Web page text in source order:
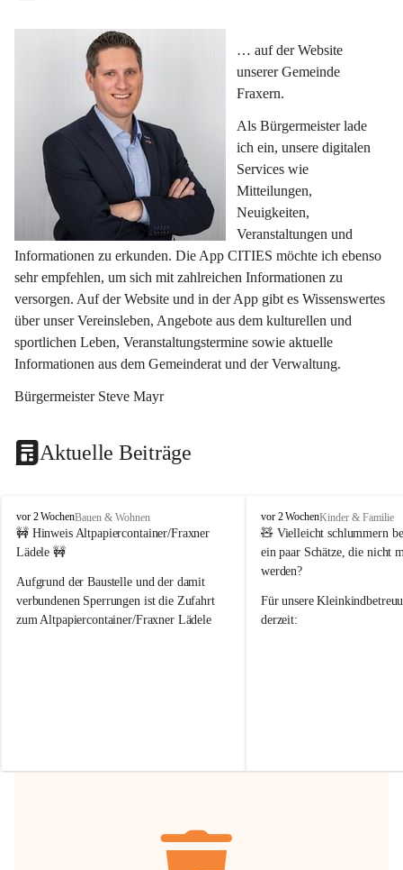
… auf der Website
unserer Gemeinde
Fraxern.
Als Bürgermeister lade
ich ein, unsere digitalen
Services wie
Mitteilungen,
Neuigkeiten,
Veranstaltungen und
Informationen zu erkunden. Die App CITIES möchte ich ebenso
sehr empfehlen, um sich mit zahlreichen Informationen zu
versorgen. Auf der Website und in der App gibt es Wissenswertes
über unser Vereinsleben, Angebote aus dem kulturellen und
sportlichen Leben, Veranstaltungstermine sowie aktuelle
Informationen aus dem Gemeinderat und der Verwaltung.
Bürgermeister Steve Mayr
Aktuelle Beiträge
F
r
a
e
r
n
vor 2 WochenBauen & Wohnen
🚧 Hinweis Altpapiercontainer/Fraxner
Lädele 🚧
Aufgrund der Baustelle und der damit
verbundenen Sperrungen ist die Zufahrt
zum Altpapiercontainer/Fraxner Lädele
Hilfsbereitschaft!
F
r
a
x
r
n
vor 2 WochenKinder & Familie
🧸 Vielleicht schlummern
ein paar Schätze, die nicht
werden?
Für unsere
derzeit: